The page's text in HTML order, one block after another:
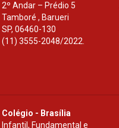
2º Andar – Prédio 5
Tamboré , Barueri
SP, 06460-130
(11) 3555-2048/2022.
Colégio - Brasília
Infantil, Fundamental e